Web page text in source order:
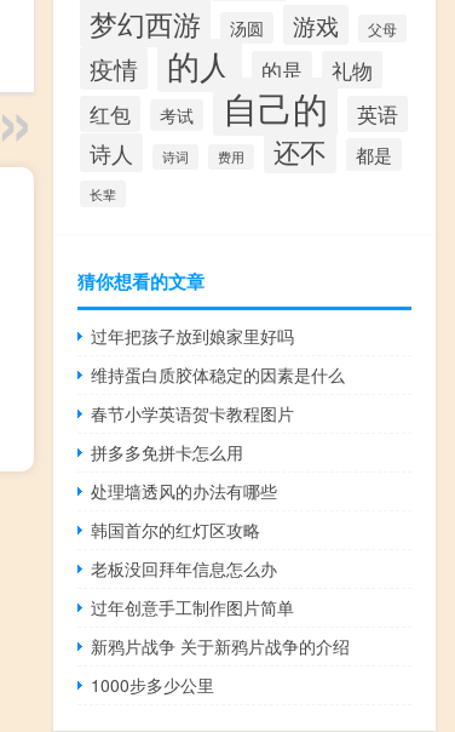
梦幻西游 汤圆 游戏 父母
疫情 的人 的是 礼物
红包 考试 自己的 英语
诗人 诗词 费用 还不 都是
长辈
猜你想看的文章
过年把孩子放到娘家里好吗
维持蛋白质胶体稳定的因素是什么
春节小学英语贺卡教程图片
拼多多免拼卡怎么用
处理墙透风的办法有哪些
韩国首尔的红灯区攻略
老板没回拜年信息怎么办
过年创意手工制作图片简单
新鸦片战争 关于新鸦片战争的介绍
1000步多少公里